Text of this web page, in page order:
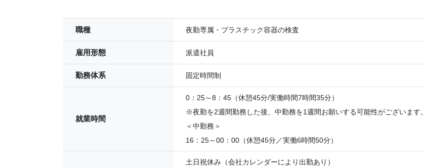
職種 夜勤専属・プラスチック容器の検査
雇用形態 派遣社員
勤務体系 固定時間制
就業時間
0：25～8：45（休憩45分/実働時間7時間35分）
※夜勤を2週間勤務した後、中勤務を1週間お願いする可能性がございます。
＜中勤務＞
16：25～00：00（休憩45分／実働6時間50分）
土日祝休み（会社カレンダーにより出勤あり）